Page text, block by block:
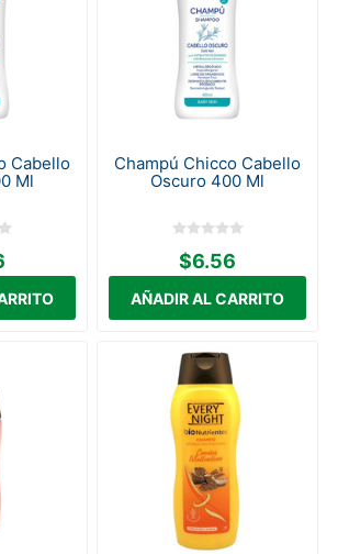
Cabello
Ml
Champú Chicco Cabello
Oscuro 400 Ml
$6.56